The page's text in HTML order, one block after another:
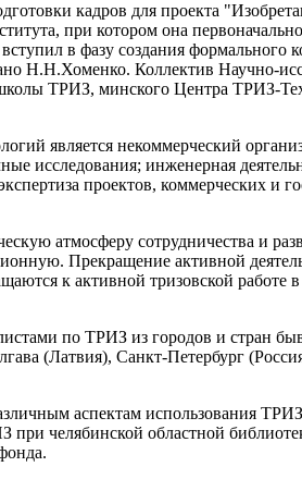
кадров для проекта
при котором она
в фазу создания формального
Н.Н.Хоменко. Коллектив
ТРИЗ, минского Центра ТРИЗ-
является некоммерческий
исследования; инженерная
проектов, коммерческих и
атмосферу сотрудничества и
Прекращение активной
к активной тризовской
по ТРИЗ из городов и стран
(Латвия), Санкт-Петербург
аспектам использования
челябинской областной